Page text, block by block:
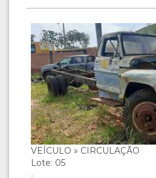
VEÍCULO » CIRCULAÇÃO
Lote: 05